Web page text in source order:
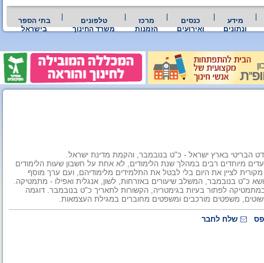
מידע
ונתונים
כנסים
ואירועים
מרכז
הזמנות
טלפונים
משרד החינוך
בתי הספר
בישראל
הבריטי בארץ ישראל - כ"ט בנובמבר, והקמת מדינת ישראל.
מיוחדים רבים במהלך שנת הלימודים, לא אחת על חשבון שעות הלימודים
לציין את היום בלי לבטל את התלמידים מלימודיהם, ועם ערך מוסף
כ"ט בנובמבר, המשלב שיעורים באזרחות, לשון, אנגלית ואפילו - מתמטיקה.
לפתור בעיות בגימטריה, הקשורות לתאריך כ"ט בנובמבר. דוגמה
משפטים מורכבים ומשפטים מחוברים במגילת העצמאות.
שלח לחבר